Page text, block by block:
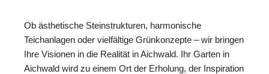
Ob ästhetische Steinstrukturen, harmonische
Teichanlagen oder vielfältige Grünkonzepte – wir bringen
Ihre Visionen in die Realität in Aichwald. Ihr Garten in
Aichwald wird zu einem Ort der Erholung, der Inspiration